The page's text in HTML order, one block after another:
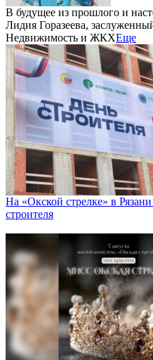
В будущее из прошлого и
Лидия Горазеева,
Недвижимость и ЖКХЕще
На «Окской стрелке» в
строителя